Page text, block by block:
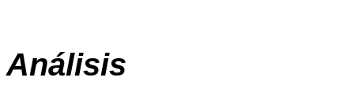
Análisis